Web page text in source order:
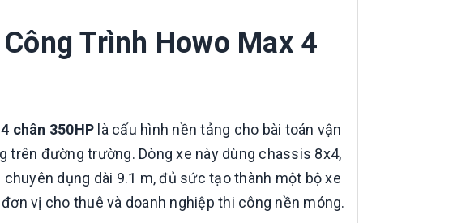
Trình Howo Max 4
chân 350HP là cấu hình nền tảng cho bài toán vận
trên đường trường. Dòng xe này dùng chassis 8x4,
dụng dài 9.1 m, đủ sức tạo thành một bộ xe
vị cho thuê và doanh nghiệp thi công nền móng.